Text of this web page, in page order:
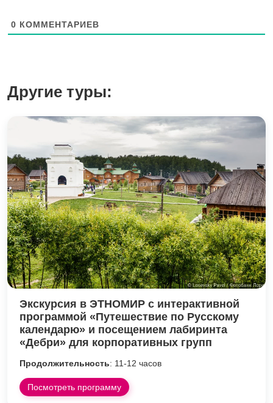
0 КОММЕНТАРИЕВ
Другие туры:
Экскурсия в ЭТНОМИР с интерактивной
программой «Путешествие по Русскому
календарю» и посещением лабиринта
«Дебри» для корпоративных групп
Продолжительность: 11-12 часов
Посмотреть программу